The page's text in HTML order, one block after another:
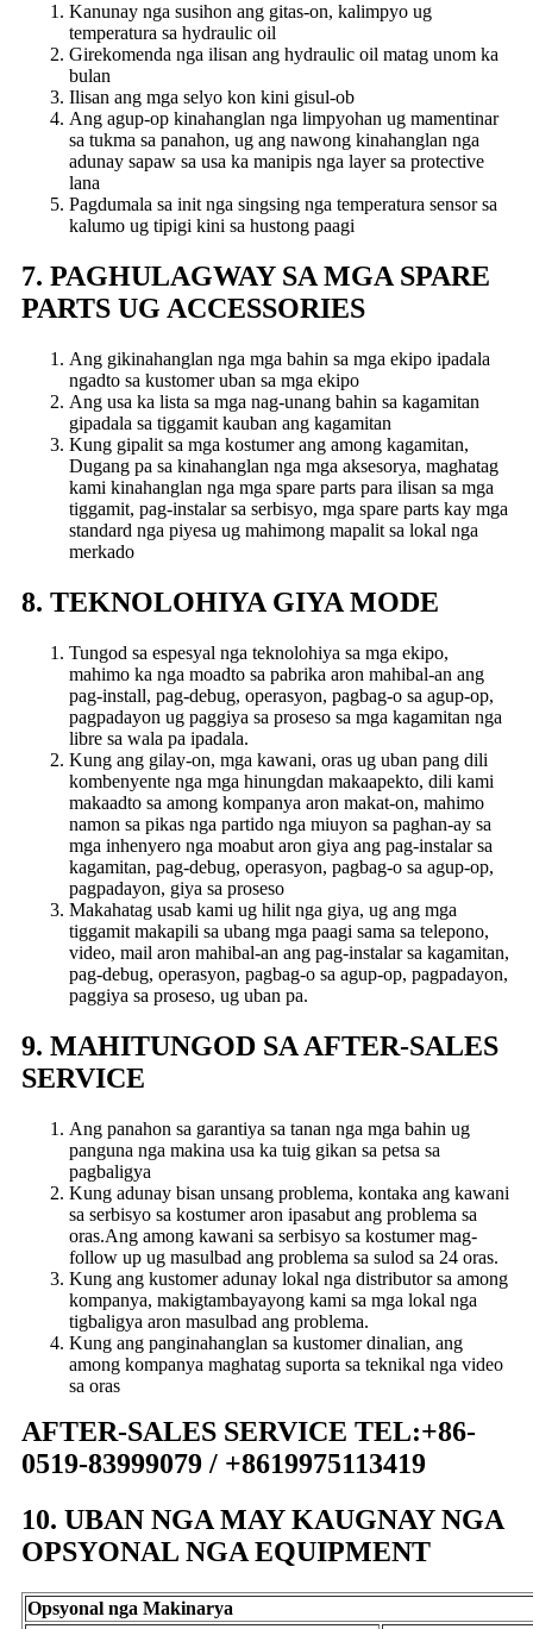
Kanunay nga susihon ang gitas-on, kalimpyo ug
temperatura sa hydraulic oil
Girekomenda nga ilisan ang hydraulic oil matag unom ka
bulan
Ilisan ang mga selyo kon kini gisul-ob
Ang agup-op kinahanglan nga limpyohan ug mamentinar
sa tukma sa panahon, ug ang nawong kinahanglan nga
adunay sapaw sa usa ka manipis nga layer sa protective
lana
Pagdumala sa init nga singsing nga temperatura sensor sa
kalumo ug tipigi kini sa hustong paagi
7. PAGHULAGWAY SA MGA SPARE
PARTS UG ACCESSORIES
Ang gikinahanglan nga mga bahin sa mga ekipo ipadala
ngadto sa kustomer uban sa mga ekipo
Ang usa ka lista sa mga nag-unang bahin sa kagamitan
gipadala sa tiggamit kauban ang kagamitan
Kung gipalit sa mga kostumer ang among kagamitan,
Dugang pa sa kinahanglan nga mga aksesorya, maghatag
kami kinahanglan nga mga spare parts para ilisan sa mga
tiggamit, pag-instalar sa serbisyo, mga spare parts kay mga
standard nga piyesa ug mahimong mapalit sa lokal nga
merkado
8. TEKNOLOHIYA GIYA MODE
Tungod sa espesyal nga teknolohiya sa mga ekipo,
mahimo ka nga moadto sa pabrika aron mahibal-an ang
pag-install, pag-debug, operasyon, pagbag-o sa agup-op,
pagpadayon ug paggiya sa proseso sa mga kagamitan nga
libre sa wala pa ipadala.
Kung ang gilay-on, mga kawani, oras ug uban pang dili
kombenyente nga mga hinungdan makaapekto, dili kami
makaadto sa among kompanya aron makat-on, mahimo
namon sa pikas nga partido nga miuyon sa paghan-ay sa
mga inhenyero nga moabut aron giya ang pag-instalar sa
kagamitan, pag-debug, operasyon, pagbag-o sa agup-op,
pagpadayon, giya sa proseso
Makahatag usab kami ug hilit nga giya, ug ang mga
tiggamit makapili sa ubang mga paagi sama sa telepono,
video, mail aron mahibal-an ang pag-instalar sa kagamitan,
pag-debug, operasyon, pagbag-o sa agup-op, pagpadayon,
paggiya sa proseso, ug uban pa.
9. MAHITUNGOD SA AFTER-SALES
SERVICE
Ang panahon sa garantiya sa tanan nga mga bahin ug
panguna nga makina usa ka tuig gikan sa petsa sa
pagbaligya
Kung adunay bisan unsang problema, kontaka ang kawani
sa serbisyo sa kostumer aron ipasabut ang problema sa
oras.Ang among kawani sa serbisyo sa kostumer mag-
follow up ug masulbad ang problema sa sulod sa 24 oras.
Kung ang kustomer adunay lokal nga distributor sa among
kompanya, makigtambayayong kami sa mga lokal nga
tigbaligya aron masulbad ang problema.
Kung ang panginahanglan sa kustomer dinalian, ang
among kompanya maghatag suporta sa teknikal nga video
sa oras
AFTER-SALES SERVICE TEL:+86-
0519-83999079 / +8619975113419
10. UBAN NGA MAY KAUGNAY NGA
OPSYONAL NGA EQUIPMENT
Opsyonal nga Makinarya